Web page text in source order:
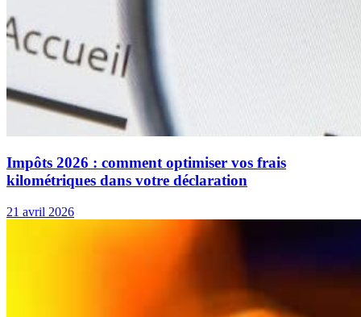
Impôts 2026 : comment optimiser vos frais
kilométriques dans votre déclaration
21 avril 2026